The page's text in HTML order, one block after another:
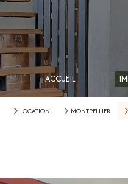
ACCUEIL
LOCATION MONTPELLIER